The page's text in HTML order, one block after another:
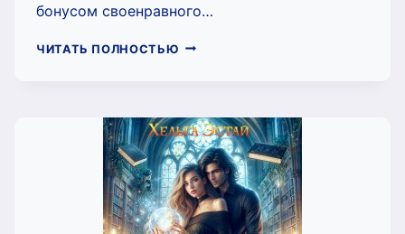
бонусом своенравного…
ЧИТАТЬ ПОЛНОСТЬЮ ПОПАДАНКА
(ХЕЛЬГА
ЭСТАЙ)